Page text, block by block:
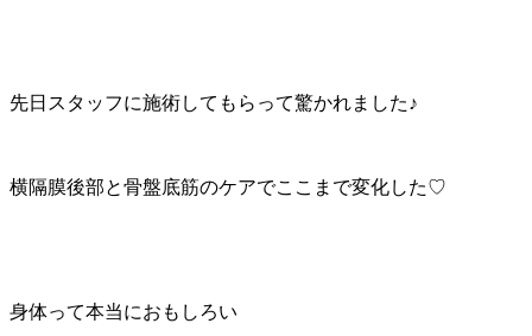
先日スタッフに施術してもらって驚かれました♪
横隔膜後部と骨盤底筋のケアでここまで変化した♡
身体って本当におもしろい